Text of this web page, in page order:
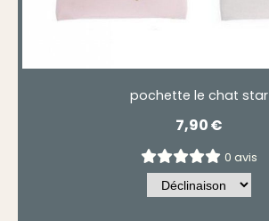
pochette le chat star
7,90€
0 avis